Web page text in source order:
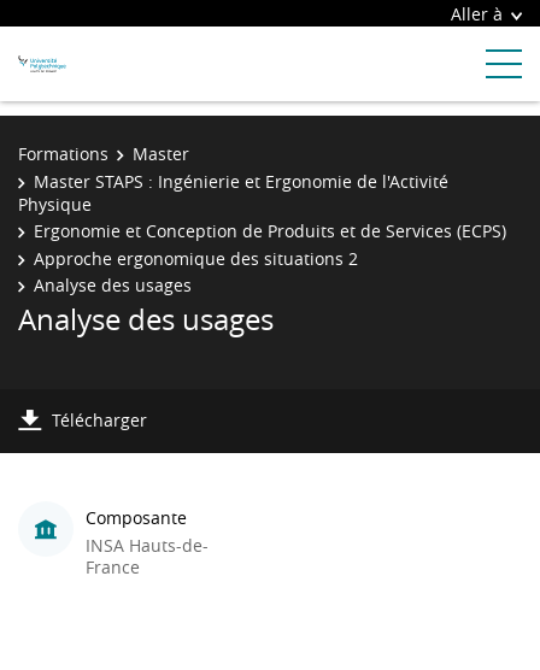
Aller à
Formations
Master
Master STAPS : Ingénierie et Ergonomie de l'Activité
Physique
Ergonomie et Conception de Produits et de Services (ECPS)
Approche ergonomique des situations 2
Analyse des usages
Analyse des usages
Télécharger
Composante
INSA Hauts-de-
France